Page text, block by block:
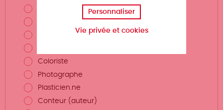
Illustrateur.rice
Coloriste
Photographe
Plasticien.ne
Conteur (auteur)
Personnaliser
Vie privée et cookies